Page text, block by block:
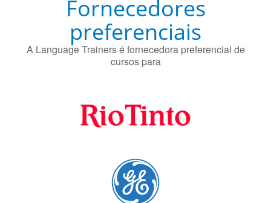
Fornecedores
preferenciais
A Language Trainers é fornecedora preferencial de
cursos para